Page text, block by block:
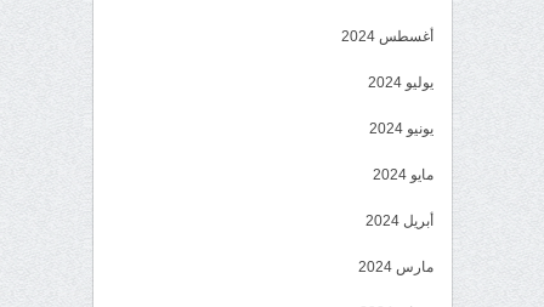
أغسطس 2024
يوليو 2024
يونيو 2024
مايو 2024
أبريل 2024
مارس 2024